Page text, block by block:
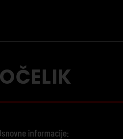
informacije: